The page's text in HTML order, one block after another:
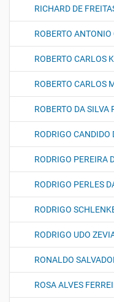
RICHARD DE
ROBERTO
ROBERTO CARLOS
ROBERTO CARLOS
ROBERTO DA SILVA
RODRIGO CANDIDO
RODRIGO PEREIRA
RODRIGO PERLES
RODRIGO
RODRIGO UDO
RONALDO
ROSA ALVES